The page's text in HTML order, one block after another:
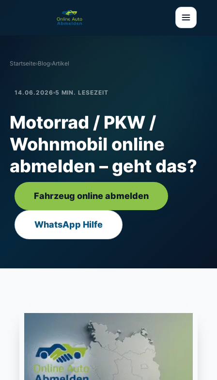
Startseite›Blog›Artikel
14.06.2026 5 MIN. LESEZEIT
Motorrad / PKW /
Wohnmobil online
abmelden – geht das?
Fahrzeug online abmelden
WhatsApp Hilfe